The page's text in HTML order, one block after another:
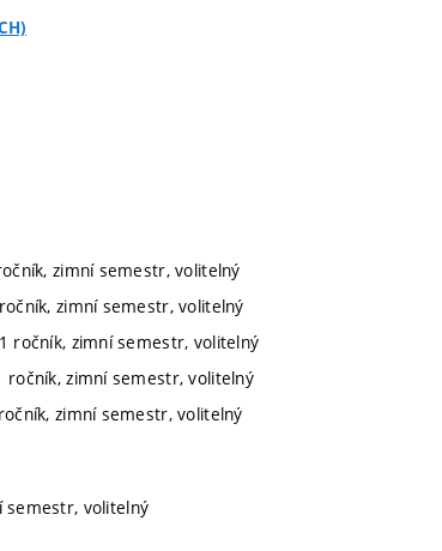
zimní semestr, volitelný
zimní semestr, volitelný
ročník, zimní semestr, volitelný
ročník, zimní semestr, volitelný
zimní semestr, volitelný
semestr, volitelný